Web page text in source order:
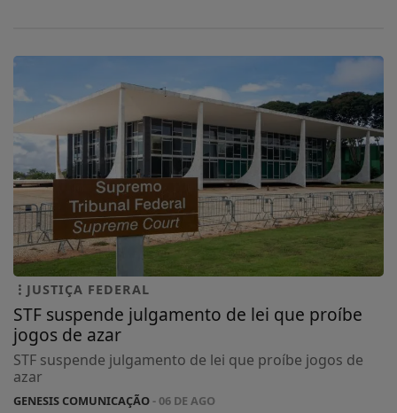
JUSTIÇA FEDERAL
STF suspende julgamento de lei que proíbe
jogos de azar
STF suspende julgamento de lei que proíbe jogos de
azar
GENESIS COMUNICAÇÃO- 06 DE AGO